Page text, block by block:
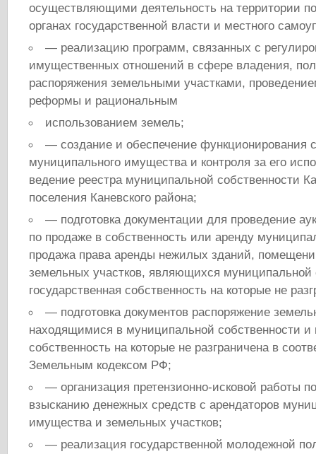
осуществляющими деятельность на территории
органах государственной власти и местного
— реализацию программ, связанных с
имущественных отношений в сфере владения,
распоряжения земельными участками,
реформы и рациональным
использованием земель;
— создание и обеспечение функционирования
муниципального имущества и контроля за его
ведение реестра муниципальной собственности
поселения Каневского района;
— подготовка документации для проведение
по продаже в собственность или аренду
продажа права аренды нежилых зданий,
земельных участков, являющихся муниципальной
государственная собственность на которые не
— подготовка документов распоряжение
находящимися в муниципальной собственности и
собственность на которые не разграничена в
Земельным кодексом РФ;
— организация претензионно-исковой работы
взысканию денежных средств с арендаторов
имущества и земельных участков;
— реализация государственной молодежной